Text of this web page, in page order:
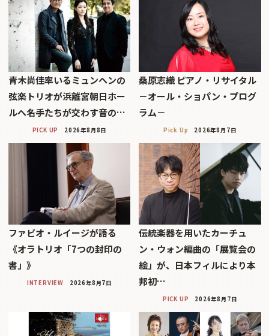
青木尚佳率いるミュンヘンの
弦楽トリオが浜離宮朝日ホー
ルへ――名手たちが交わす音の…
PICK UP 2026年8月8日
桑原志織 ピアノ・リサイタル
－オール・ショパン・プログ
ラム－
Pick Up 2026年8月7日
ファビオ・ルイージが語る
《オラトリオ「7つの封印の
書」》
INTERVIEW 2026年8月7日
伝統楽器を用いたカーチュ
ン・ウォン編曲の「展覧会の
絵」が、日本フィルにより本
邦初…
PICK UP 2026年8月7日